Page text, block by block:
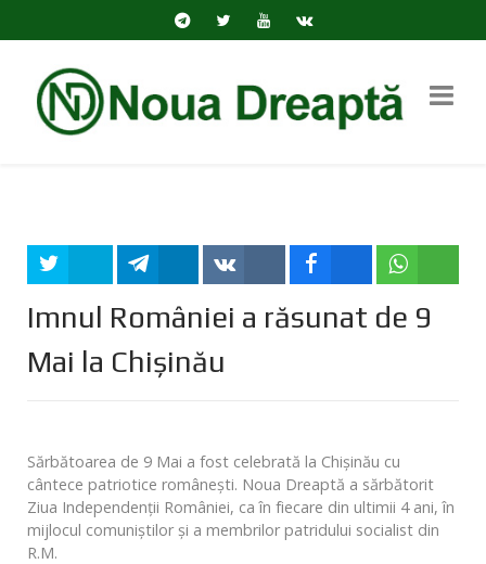
Imnul României a răsunat de 9
Mai la Chișinău
Sărbătoarea de 9 Mai a fost celebrată la Chișinău cu
cântece patriotice românești. Noua Dreaptă a sărbătorit
Ziua Independenții României, ca în fiecare din ultimii 4 ani, în
mijlocul comuniștilor și a membrilor patridului socialist din
R.M.